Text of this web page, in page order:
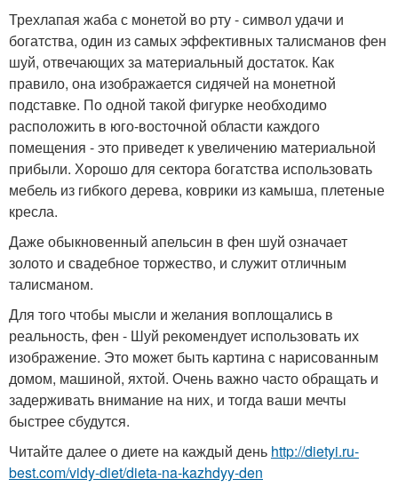
Трехлапая жаба с монетой во рту - символ удачи и
богатства, один из самых эффективных талисманов фен
шуй, отвечающих за материальный достаток. Как
правило, она изображается сидячей на монетной
подставке. По одной такой фигурке необходимо
расположить в юго-восточной области каждого
помещения - это приведет к увеличению материальной
прибыли. Хорошо для сектора богатства использовать
мебель из гибкого дерева, коврики из камыша, плетеные
кресла.
Даже обыкновенный апельсин в фен шуй означает
золото и свадебное торжество, и служит отличным
талисманом.
Для того чтобы мысли и желания воплощались в
реальность, фен - Шуй рекомендует использовать их
изображение. Это может быть картина с нарисованным
домом, машиной, яхтой. Очень важно часто обращать и
задерживать внимание на них, и тогда ваши мечты
быстрее сбудутся.
Читайте далее о диете на каждый день http://dietyi.ru-
best.com/vidy-diet/dieta-na-kazhdyy-den